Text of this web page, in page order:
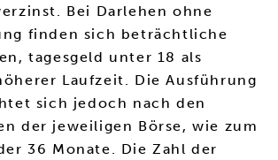
Bei Darlehen ohne
finden sich beträchtliche
tagesgeld unter 18 als
Laufzeit. Die Ausführung
sich jedoch nach den
der jeweiligen Börse, wie zum
36 Monate. Die Zahl der